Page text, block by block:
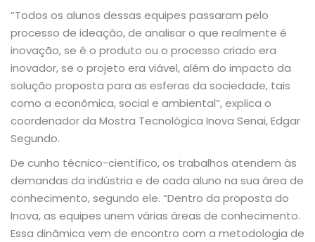
“Todos os alunos dessas equipes passaram pelo
processo de ideação, de analisar o que realmente é
inovação, se é o produto ou o processo criado era
inovador, se o projeto era viável, além do impacto da
solução proposta para as esferas da sociedade, tais
como a econômica, social e ambiental”, explica o
coordenador da Mostra Tecnológica Inova Senai, Edgar
Segundo.
De cunho técnico-científico, os trabalhos atendem às
demandas da indústria e de cada aluno na sua área de
conhecimento, segundo ele. “Dentro da proposta do
Inova, as equipes unem várias áreas de conhecimento.
Essa dinâmica vem de encontro com a metodologia de